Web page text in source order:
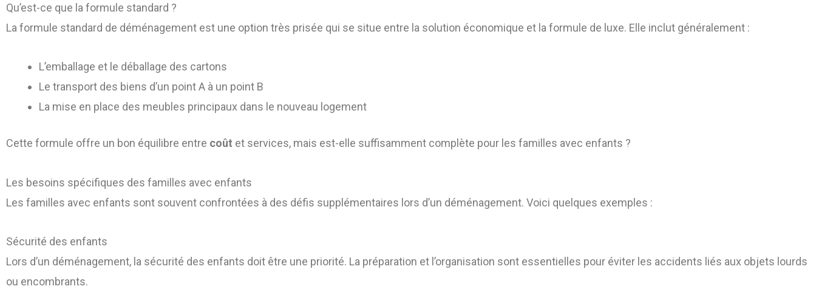
Qu’est-ce que la formule standard ?
La formule standard de déménagement est une option très prisée qui se situe entre la solution économique et la formule de luxe. Elle inclut généralement :
L’emballage et le déballage des cartons
Le transport des biens d’un point A à un point B
La mise en place des meubles principaux dans le nouveau logement
Cette formule offre un bon équilibre entre coût et services, mais est-elle suffisamment complète pour les familles avec enfants ?
Les besoins spécifiques des familles avec enfants
Les familles avec enfants sont souvent confrontées à des défis supplémentaires lors d’un déménagement. Voici quelques exemples :
Sécurité des enfants
Lors d’un déménagement, la sécurité des enfants doit être une priorité. La préparation et l’organisation sont essentielles pour éviter les accidents liés aux objets lourds
ou encombrants.